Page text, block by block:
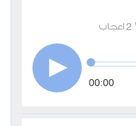
2 اعجاب
00:00